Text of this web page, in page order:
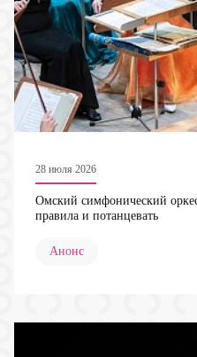
28 июля 2026
Омский симфонический
правила и потанцевать
Анонс